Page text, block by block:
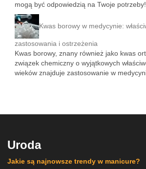
mogą być odpowiedzią na Twoje
Kwas borowy w medycynie:
zastosowania i ostrzeżenia
Kwas borowy, znany również jako kwas
związek chemiczny o wyjątkowych
wieków znajduje zastosowanie w
Uroda
Jakie są najnowsze trendy w manicure?